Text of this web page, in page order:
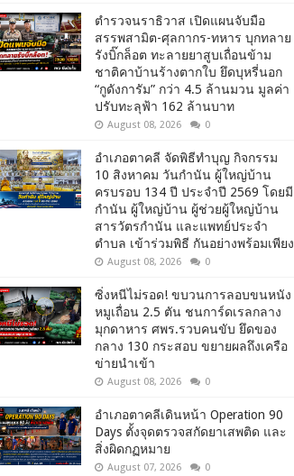
ตำรวจนราธิวาส เปิดแผนจับมือ
สรรพสามิต-ศุลกากร-ทหาร บุกทลาย
รังบิ๊กล็อต ทะลายยาสูบเถื่อนข้าม
ชาติคาบ้านร้างตากใบ ยึดบุหรี่นอก
“กูดังการัม” กว่า 4.5 ล้านมวน มูลค่า
ปรับทะลุฟ้า 162 ล้านบาท
August 08, 2026 0
อำเภอตาคลี จัดพิธีทำบุญ กิจกรรม
10 สิงหาคม วันกำนัน ผู้ใหญ่บ้าน
ครบรอบ 134 ปี ประจำปี 2569 โดยมี
กำนัน ผู้ใหญ่บ้าน ผู้ช่วยผู้ใหญ่บ้าน
สารวัตรกำนัน และแพทย์ประจำ
ตำบล เข้าร่วมพิธี กันอย่างพร้อมเพียง
August 08, 2026 0
ซิ่งหนีไม่รอด! ขบวนการลอบขนหนัง
หมูเถื่อน 2.5 ตัน ชนการ์ดเรลกลาง
มุกดาหาร ศพร.รวบคนขับ ยึดของ
กลาง 130 กระสอบ ขยายผลถึงเครือ
ข่ายนำเข้า
August 08, 2026 0
อำเภอตาคลีเดินหน้า Operation 90
Days ตั้งจุดตรวจสกัดยาเสพติด และ
สิ่งผิดกฏหมาย
August 07, 2026 0